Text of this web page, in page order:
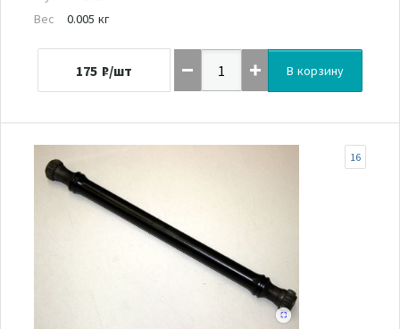
Вес
0.005 кг
175 ₽/шт В корзину
16